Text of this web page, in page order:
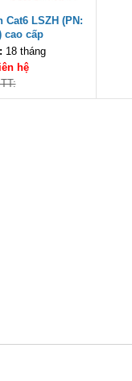
Cat6 LSZH (PN:
cao cấp
18 tháng
hệ